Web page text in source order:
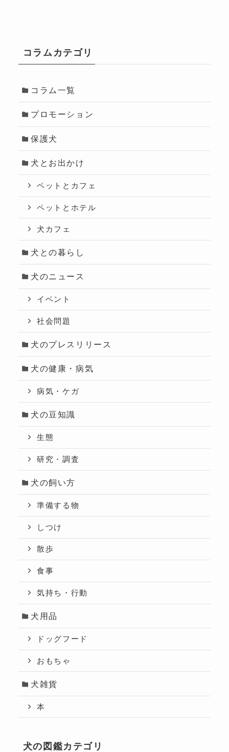
コラムカテゴリ
コラム一覧
プロモーション
保護犬
犬とお出かけ
ペットとカフェ
ペットとホテル
犬カフェ
犬との暮らし
犬のニュース
イベント
社会問題
犬のプレスリリース
犬の健康・病気
病気・ケガ
犬の豆知識
生態
研究・調査
犬の飼い方
準備する物
しつけ
散歩
食事
気持ち・行動
犬用品
ドッグフード
おもちゃ
犬雑貨
本
犬の図鑑カテゴリ